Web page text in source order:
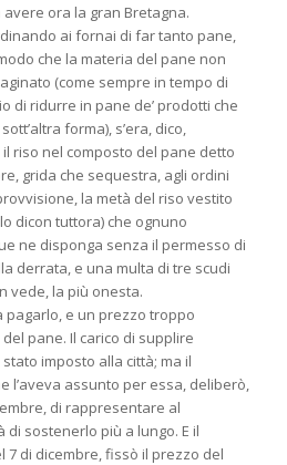
ora la gran Bretagna.
ai fornai di far tanto pane,
che la materia del pane non
(come sempre in tempo di
di ridurre in pane de’ prodotti che
forma), s’era, dico,
riso nel composto del pane detto
grida che sequestra, agli ordini
la metà del riso vestito
dicon tuttora) che ognuno
ne disponga senza il permesso di
derrata, e una multa di tre scudi
vede, la più onesta.
pagarlo, e un prezzo troppo
pane. Il carico di supplire
imposto alla città; ma il
l’aveva assunto per essa, deliberò,
di rappresentare al
di sostenerlo più a lungo. E il
7 di dicembre, fissò il prezzo del